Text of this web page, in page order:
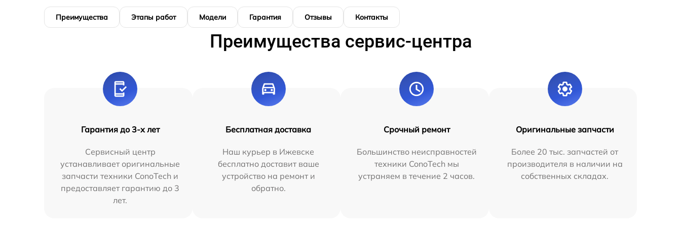
Преимущества Этапы работ Модели Гарантия Отзывы Контакты
Преимущества сервис-центра
Гарантия до 3-х лет
Сервисный центр
устанавливает оригинальные
запчасти техники ConoTech и
предоставляет гарантию до 3
лет.
Бесплатная доставка
Наш курьер в Ижевске
бесплатно доставит ваше
устройство на ремонт и
обратно.
Срочный ремонт
Большинство неисправностей
техники ConoTech мы
устраняем в течение 2 часов.
Оригинальные запчасти
Более 20 тыс. запчастей от
производителя в наличии на
собственных складах.